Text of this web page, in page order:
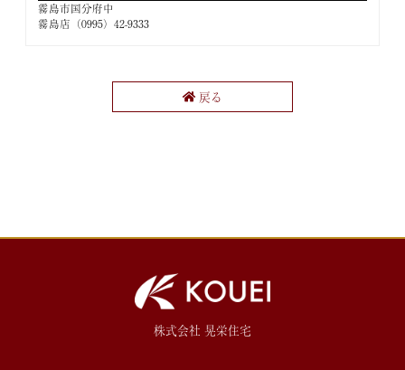
霧島市国分府中
霧島店（0995）42-9333
戻る
株式会社 晃栄住宅